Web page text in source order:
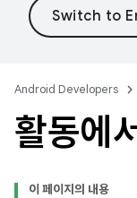
Android Developers
활동에
이 페이지의 내용